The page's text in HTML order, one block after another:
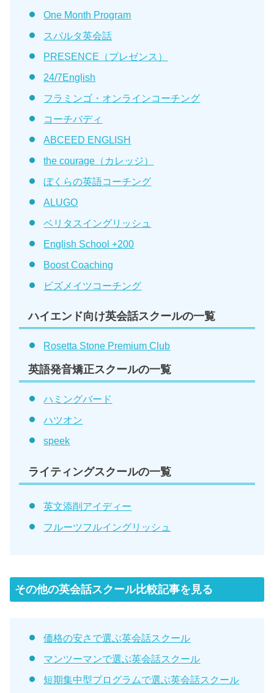
One Month Program
スパルタ英会話
PRESENCE（プレゼンス）
24/7English
フラミンゴ・オンラインコーチング
コーチバディ
ABCEED ENGLISH
the courage（カレッジ）
ぼくらの英語コーチング
ALUGO
ベリタスイングリッシュ
English School +200
Boost Coaching
ビズメイツコーチング
ハイエンド向け英会話スクールの一覧
Rosetta Stone Premium Club
英語発音矯正スクールの一覧
ハミングバード
ハツオン
speek
ライティングスクールの一覧
英文添削アイディー
フルーツフルイングリッシュ
その他の英会話スクール比較記事を見る
価格の安さで選ぶ英会話スクール
マンツーマンで選ぶ英会話スクール
短期集中型プログラムで選ぶ英会話スクール